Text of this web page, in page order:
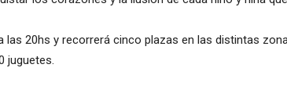
las 20hs y recorrerá cinco plazas en las distintas
juguetes.